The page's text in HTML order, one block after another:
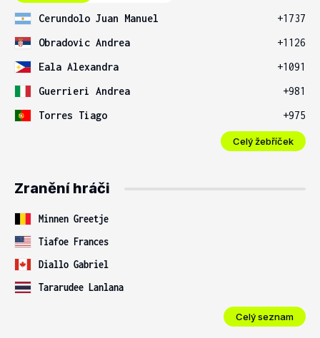
Cerundolo Juan Manuel
+1737
Obradovic Andrea
+1126
Eala Alexandra
+1091
Guerrieri Andrea
+981
Torres Tiago
+975
Celý žebříček
Zranění hráči
Minnen Greetje
Tiafoe Frances
Diallo Gabriel
Tararudee Lanlana
Celý seznam